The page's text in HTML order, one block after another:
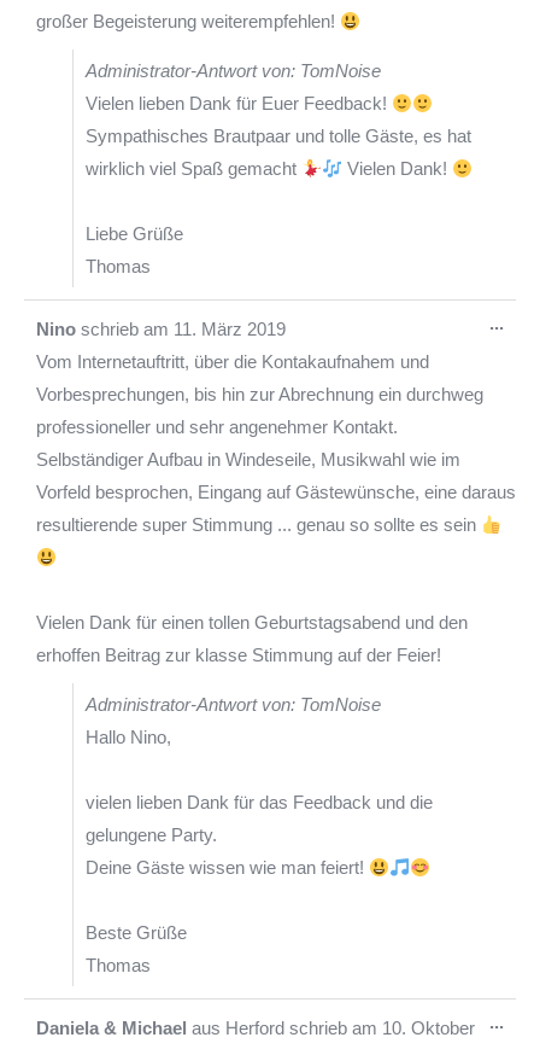
großer Begeisterung weiterempfehlen!
Administrator-Antwort von: TomNoise
Vielen lieben Dank für Euer Feedback!
Sympathisches Brautpaar und tolle Gäste, es hat
wirklich viel Spaß gemacht
Vielen Dank!
Liebe Grüße
Thomas
Nino schrieb am 11. März 2019
Vom Internetauftritt, über die Kontakaufnahem und
Vorbesprechungen, bis hin zur Abrechnung ein durchweg
professioneller und sehr angenehmer Kontakt.
Selbständiger Aufbau in Windeseile, Musikwahl wie im
Vorfeld besprochen, Eingang auf Gästewünsche, eine daraus
resultierende super Stimmung ... genau so sollte es sein
Vielen Dank für einen tollen Geburtstagsabend und den
erhoffen Beitrag zur klasse Stimmung auf der Feier!
Administrator-Antwort von: TomNoise
Hallo Nino,
vielen lieben Dank für das Feedback und die
gelungene Party.
Deine Gäste wissen wie man feiert!
Beste Grüße
Thomas
...
Daniela & Michael aus Herford schrieb am 10. Oktober
...